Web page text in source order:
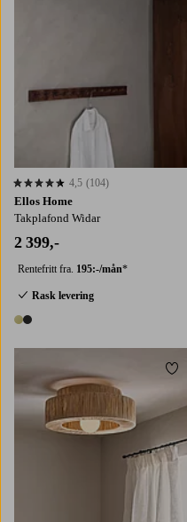
Ellos Home
Takplafond Widar
2 399,-
Rentefritt fra. 195:-/mån*
Rask levering
2 farger
4,5 basert på 104 karaktergivninger
4,5 (104)